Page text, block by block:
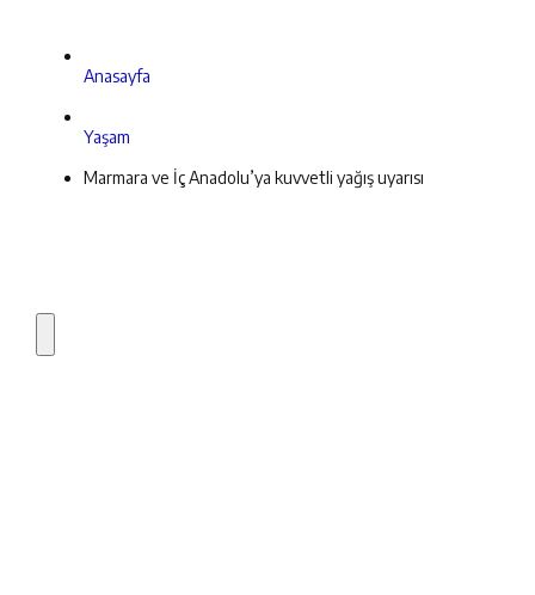
Anasayfa
Yaşam
Marmara ve İç Anadolu’ya kuvvetli yağış uyarısı